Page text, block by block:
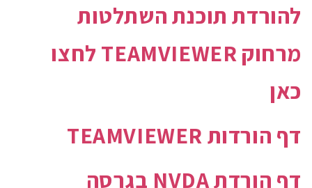
להורדת תוכנת השתלטות
מרחוק TEAMVIEWER לחצו
כאן
דף הורדות TEAMVIEWER
דף הורדת NVDA בגרסה